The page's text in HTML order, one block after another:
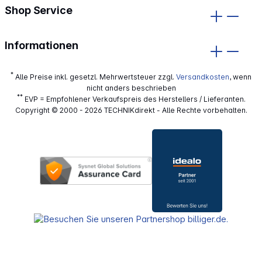
Shop Service
Informationen
* Alle Preise inkl. gesetzl. Mehrwertsteuer zzgl. Versandkosten, wenn
nicht anders beschrieben
**EVP = Empfohlener Verkaufspreis des Herstellers / Lieferanten.
Copyright © 2000 - 2026 TECHNIKdirekt - Alle Rechte vorbehalten.